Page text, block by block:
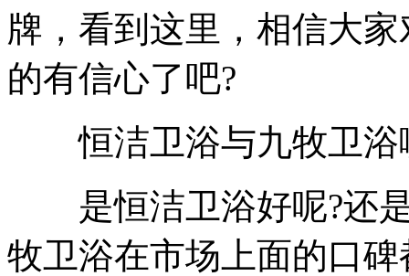
牌，看到这里，相信大
的有信心了吧?
恒洁卫浴与九牧卫浴
是恒洁卫浴好呢?还是
牧卫浴在市场上面的口